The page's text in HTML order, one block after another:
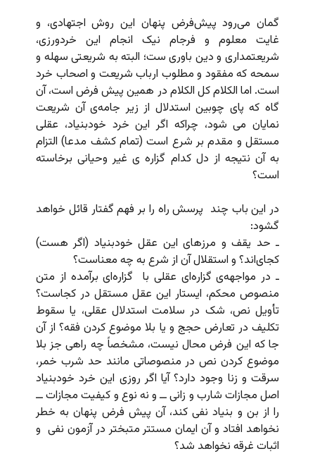
گمان می‌رود پیش‌فرض پنهان این روش اجتهادی، و
غایت معلوم و فرجام نیک انجام این خردورزی،
شریعتمداری و دین باوری ست؛ البته به شریعتی سهله و
سمحه که مفقود و مطلوب ارباب شریعت و اصحاب خرد
است. اما الکلام کل الکلام در همین پیش فرض است، آن
گاه که پای چوبین استدلال از زیر جامه‌ی آن شریعت
نمایان می شود، چراکه اگر این خرد خودبنیاد، عقلی
مستقل و مقدم بر شرع است (تمام کشف مدعا) التزام
به آن نتیجه از دل کدام گزاره ی غیر وحیانی برخاسته
است؟
در این باب چند پرسش راه را بر فهم گفتار قائل خواهد
گشود:
ـ حد یقف و مرزهای این عقل خودبنیاد (اگر هست)
کجای‌اند؟ و استقلال آن از شرع به چه معناست؟
ـ در مواجهه‌ی گزاره‌ای عقلی با
گزاره‌ای برآمده از متن
منصوص محکم، ایستار این عقل مستقل در کجاست؟
تأویل نص، شک در سلامت استدلال عقلی، یا سقوط
تکلیف در تعارض حجج و یا بلا موضوع کردن فقه؟ از آن
جا که این فرض محال نیست، مشخصاً چه راهی جز بلا
موضوع کردن نص در منصوصاتی مانند حد شرب خمر،
سرقت و زنا وجود دارد؟ آیا اگر روزی این خرد خودبنیاد
اصل مجازات شارب و زانی ــ و نه نوع و کیفیت مجازات ــ
را از بن و بنیاد نفی کند، آن پیش فرض پنهان به خطر
نخواهد افتاد و آن ایمان مستتر متبختر در آزمون نفی و
اثبات غرقه نخواهد شد؟